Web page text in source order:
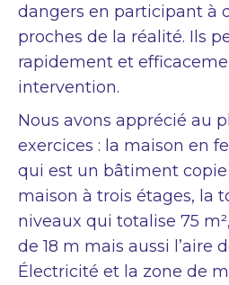
dangers en participant à
proches de la réalité. Ils
rapidement et
intervention.
Nous avons apprécié au
exercices : la maison en
qui est un bâtiment copie
maison à trois étages, la
niveaux qui totalise 75
de 18 m mais aussi l’aire
Électricité et la zone de